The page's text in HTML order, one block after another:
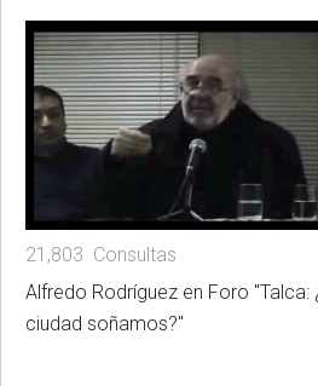
21,803 Consultas
Alfredo Rodríguez en Foro "Talca:
ciudad soñamos?"